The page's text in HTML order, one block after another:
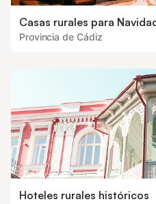
Casas rurales para
Provincia de Cádiz
Hoteles rurales históricos